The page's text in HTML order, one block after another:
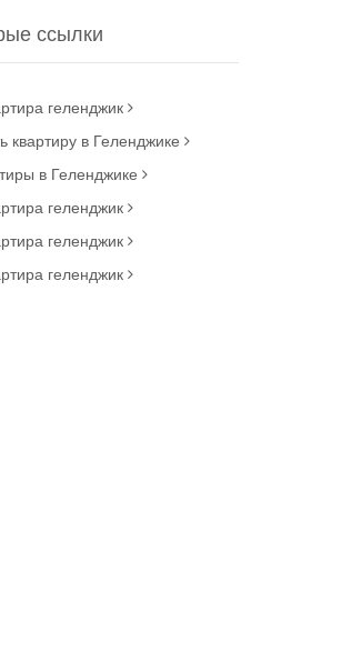
ссылки
геленджик
квартиру в Геленджике
в Геленджике
геленджик
геленджик
геленджик